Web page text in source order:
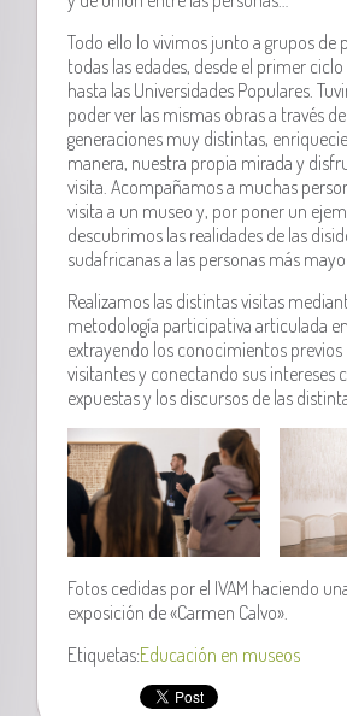
Todo ello lo vivimos junto a grupos de
todas las edades, desde el primer
hasta las Universidades Populares.
poder ver las mismas obras a través
generaciones muy distintas,
manera, nuestra propia mirada y
visita. Acompañamos a muchas
visita a un museo y, por poner un
descubrimos las realidades de las
sudafricanas a las personas más
Realizamos las distintas visitas
metodología participativa articulada
extrayendo los conocimientos previos
visitantes y conectando sus intereses
expuestas y los discursos de las
Fotos cedidas por el IVAM haciendo
exposición de «Carmen Calvo».
Etiquetas:Educación en museos